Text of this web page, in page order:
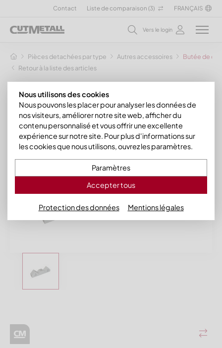
Contact Liste de comparaison (3) FRANÇAIS
Vers le login
Pièces detachées par type Autres accessoires
Butée de
Retour à la liste des articles
Nous utilisons des cookies
Nous pouvons les placer pour analyser les données de
nos visiteurs, améliorer notre site web, afficher du
contenu personnalisé et vous offrir une excellente
expérience sur notre site. Pour plus d'informations sur
les cookies que nous utilisons, ouvrez les paramètres.
Paramètres
Accepter tous
Protection des données Mentions légales